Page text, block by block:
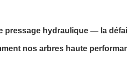
pressage hydraulique — la
nos arbres haute